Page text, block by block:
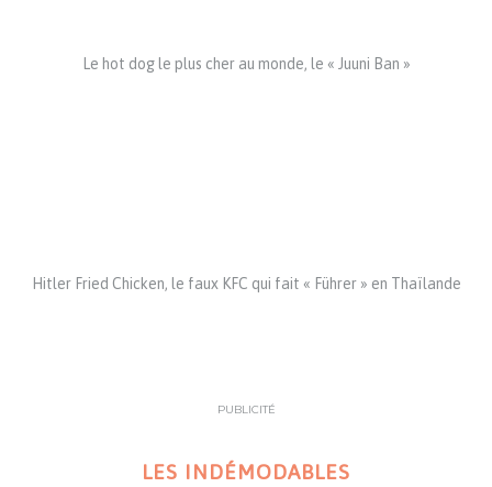
Le hot dog le plus cher au monde, le « Juuni Ban »
Hitler Fried Chicken, le faux KFC qui fait « Führer » en Thaïlande
PUBLICITÉ
LES INDÉMODABLES